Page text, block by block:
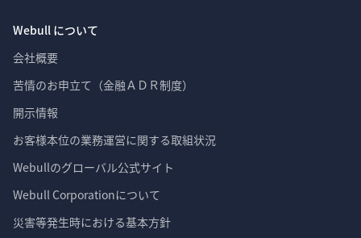
Webull について
会社概要
苦情のお申立て（金融ＡＤＲ制度）
開示情報
お客様本位の業務運営に関する取組状況
Webullのグローバル公式サイト
Webull Corporationについて
災害等発生時における基本方針